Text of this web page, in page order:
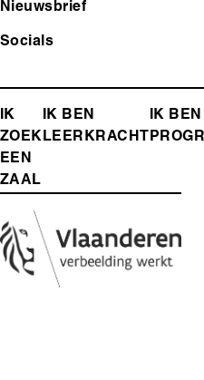
Nieuwsbrief
Socials
FOOTER-
MENU
IK
ZOEK
EEN
ZAAL
IK BEN
LEERKRACHT
IK BEN
Media
Afbeelding